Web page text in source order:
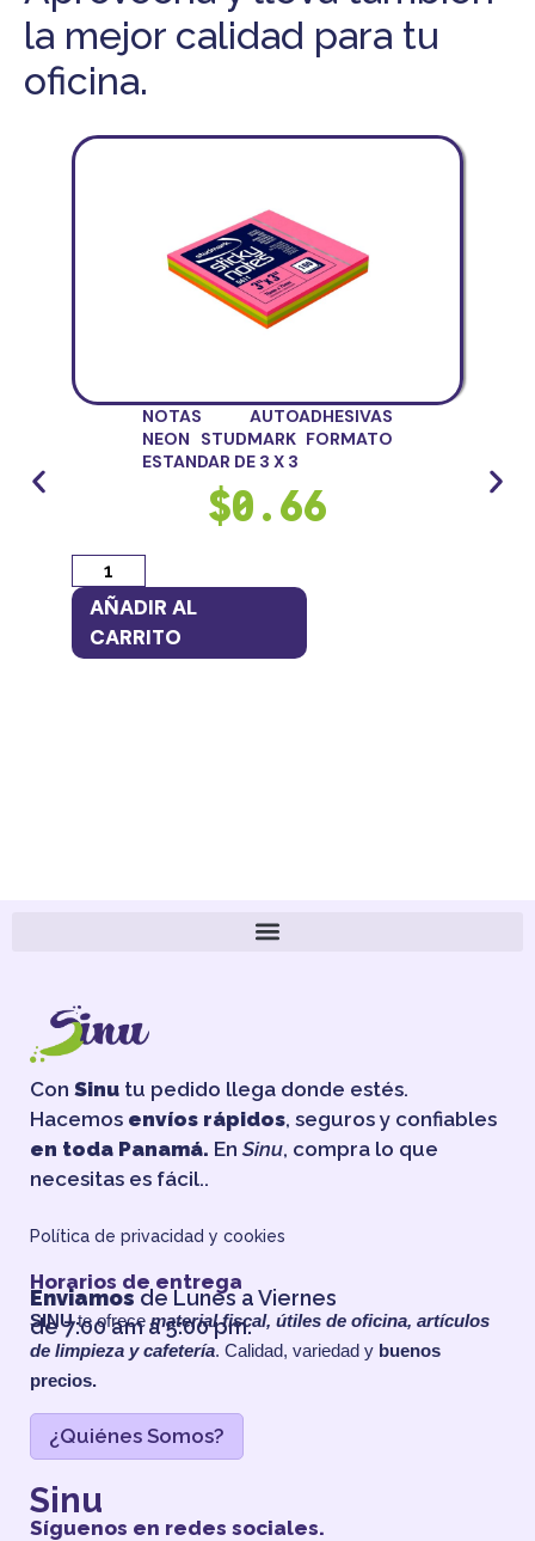
la mejor calidad para tu
oficina.
NOTAS AUTOADHESIVAS
NEON STUDMARK FORMATO
ESTANDAR DE 3 X 3
$0.66
AÑADIR AL
CARRITO
Con Sinu tu pedido llega donde estés.
Hacemos envíos rápidos, seguros y confiables
en toda Panamá. En Sinu, compra lo que
necesitas es fácil..
Política de privacidad y cookies
Horarios de entrega
Enviamosde Lunes a Viernes
de 7:00 am a 5:00 pm.
SINUte ofrecematerial fiscal, útiles de oficina, artículos
de limpieza y cafetería. Calidad, variedad y buenos
precios.
¿Quiénes Somos?
Sinu
Síguenos en redes sociales.